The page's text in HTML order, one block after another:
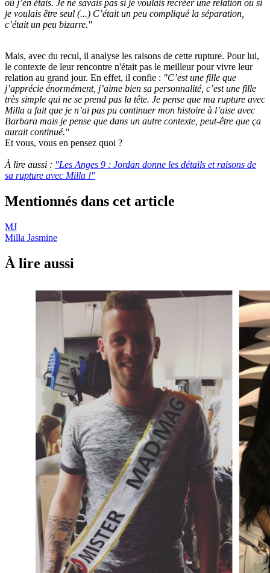
où j’en étais. Je ne savais pas si je voulais recréer une relation ou si
je voulais être seul (...) C’était un peu compliqué la séparation,
c’était un peu bizarre."
Mais, avec du recul, il analyse les raisons de cette rupture. Pour lui,
le contexte de leur rencontre n'était pas le meilleur pour vivre leur
relation au grand jour. En effet, il confie : "C’est une fille que
j’apprécie énormément, j’aime bien sa personnalité, c’est une fille
très simple qui ne se prend pas la tête. Je pense que ma rupture avec
Milla a fait que je n’ai pas pu continuer mon histoire à l’aise avec
Barbara mais je pense que dans un autre contexte, peut-être que ça
aurait continué."
Et vous, vous en pensez quoi ?
À lire aussi : "Les Anges 9 : Jordan donne les détails et raisons de
sa rupture avec Milla !"
Mentionnés dans cet article
MJ
Milla Jasmine
À lire aussi